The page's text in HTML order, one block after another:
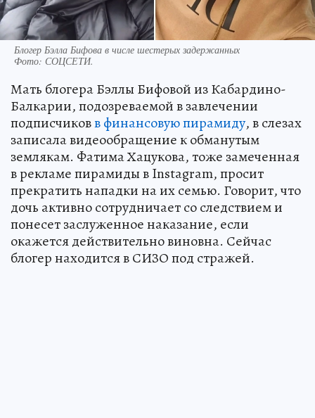
Блогер Бэлла Бифова в числе шестерых задержанных
Фото: СОЦСЕТИ.
Мать блогера Бэллы Бифовой из Кабардино-
Балкарии, подозреваемой в завлечении
подписчиковв финансовую пирамиду, в слезах
записала видеообращение к обманутым
землякам. Фатима Хацукова, тоже замеченная
в рекламе пирамиды в Instagram, просит
прекратить нападки на их семью. Говорит, что
дочь активно сотрудничает со следствием и
понесет заслуженное наказание, если
окажется действительно виновна. Сейчас
блогер находится в СИЗО под стражей.